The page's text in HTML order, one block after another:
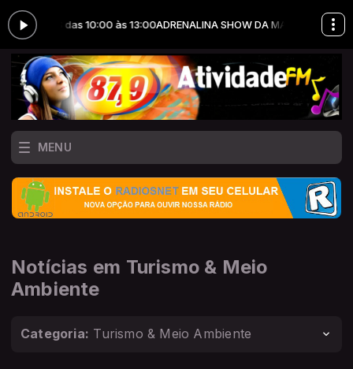
das 10:00 às 13:00ADRENALINA SHOW DA MANHÃ com JHONATAS
MENU
Notícias em Turismo & Meio
Ambiente
Categoria: Turismo & Meio Ambiente